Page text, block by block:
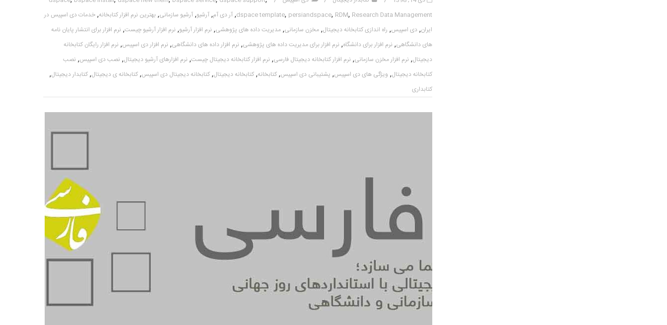
dspace template, persiandspace, RDM, Research Data Management
,آر دی آم,آرشیو,آرشیو سازمانی, بهترین نرم افزار کتابخانه,خدمات دی اسپیس در
ایران,دی اسپیس, راه اندازی کتابخانه دیجیتال,مخزن سازمانی,مدیریت داده های پژوهشی, نرم افزار آرشیو, نرم افزار آرشیو چیست, نرم افزار برای انتشار پایان نامه
های دانشگاهی, نرم افزار برای دانشگاه, نرم افزار برای مدیریت داده های پژوهشی, نرم افزار داده های دانشگاهی, نرم افزار دی اسپیس, نرم افزار رایگان کتابخانه
دیجیتال, نرم افزار مخزن سازمانی, نرم افزار کتابخانه دیجیتال فارسی, نرم افزار کتابخانه دیجیتال چیست, نرم افزارهای آرشیو دیجیتال, نصب دی اسپیس, نصب
کتابخانه دیجیتال, ویژگی های دی اسپیس, پشتیبانی دی اسپیس,کتابخانه,کتابخانه دیجیتال,کتابخانه دیجیتال دی اسپیس,کتابخانه ی دیجیتال,کتابدار دیجیتال,
کتابداری